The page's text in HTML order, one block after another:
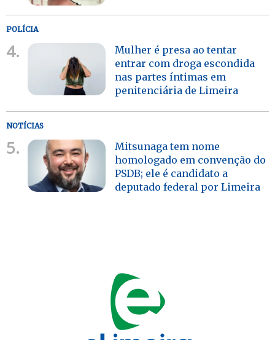
POLÍCIA
4.
Mulher é presa ao tentar
entrar com droga escondida
nas partes íntimas em
penitenciária de Limeira
NOTÍCIAS
5.
Mitsunaga tem nome
homologado em convenção do
PSDB; ele é candidato a
deputado federal por Limeira